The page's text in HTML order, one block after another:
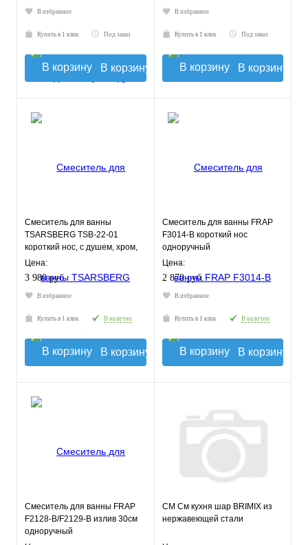
В избранное
Купить в 1 клик Под заказ
В корзину
В избранное
Купить в 1 клик Под заказ
В корзину
Смеситель для ванны
TSARSBERG TSB-22-01
короткий нос, с душем, хром,
тип См-ВОРНШлА, TSB-22-01
Цена:
3 980 руб.
В избранное
Купить в 1 клик В наличии
В корзину
Смеситель для ванны FRAP
F3014-B короткий нос
одноручный
Цена:
2 870 руб.
В избранное
Купить в 1 клик В наличии
В корзину
Смеситель для ванны FRAP
F2128-B/F2129-B излив 30см
одноручный
СМ См кухня шар BRIMIX из
нержавеющей стали